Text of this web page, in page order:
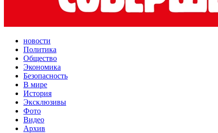
новости
Политика
Общество
Экономика
Безопасность
В мире
История
Эксклюзивы
Фото
Видео
Архив